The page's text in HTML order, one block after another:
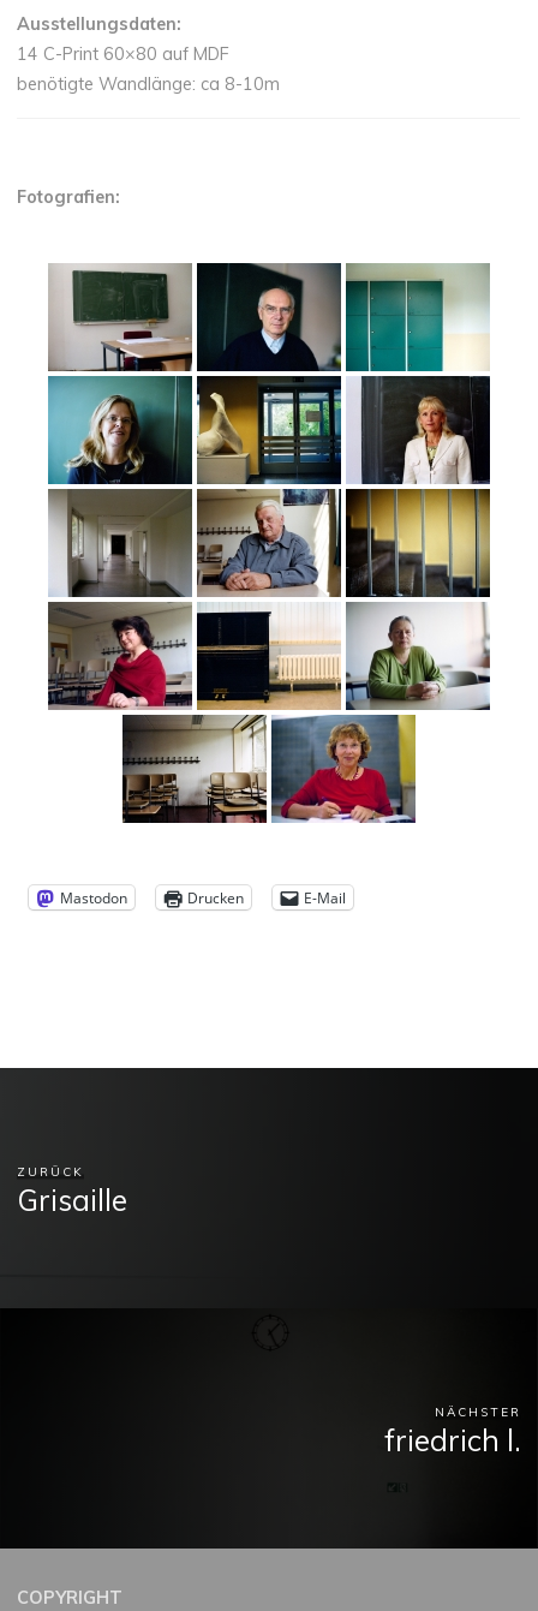
Ausstellungsdaten:
14 C-Print 60×80 auf MDF
benötigte Wandlänge: ca 8-10m
Fotografien:
Mastodon Drucken E-Mail
ZURÜCK
Grisaille
NÄCHSTER
friedrich l.
COPYRIGHT